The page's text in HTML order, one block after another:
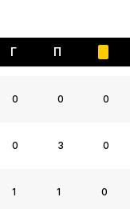
Г П
0 0 0
0 3 0
1 1 0